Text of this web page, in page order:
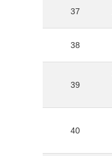
37
38
39
40